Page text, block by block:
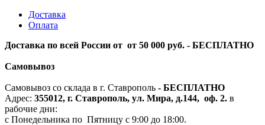
Доставка
Оплата
Доставка по всей России от от 50 000 руб. - БЕСПЛАТНО
Самовывоз
Самовывоз со склада в г. Ставрополь - БЕСПЛАТНО
Адрес: 355012, г. Ставрополь, ул. Мира, д.144, оф. 2. в
рабочие дни:
с Понедельника по Пятницу с 9:00 до 18:00.